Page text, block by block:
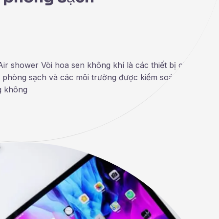
shower Vòi hoa sen không khí là các thiết bị chống ô
sạch và các môi trường được kiểm soát khác để
không